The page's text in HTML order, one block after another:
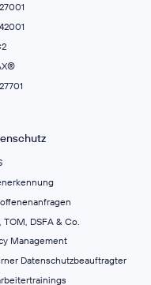
TOM, DSFA & Co.
Management
Datenschutzbeauftragter